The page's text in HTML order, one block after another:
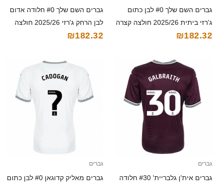
גברים השם שלך #0 לבן כתום
ג'רזי ביתית 2025/26 חולצה קצרה
₪182.32
גברים השם שלך #0 חלודה אדום
לבן הרחק ג'רזי 2025/26 חולצה
קצרה
₪182.32
גברים
גברים אית'ן גלבריית' #30 חלודה
גברים
גברים מאליק קדוגאן #0 לבן כתום